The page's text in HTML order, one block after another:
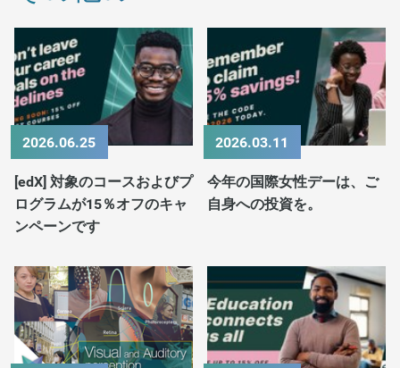
2026.06.25
[edX] 対象のコースおよびプ
ログラムが15％オフのキャ
ンペーンです
2026.03.11
今年の国際女性デーは、ご
自身への投資を。